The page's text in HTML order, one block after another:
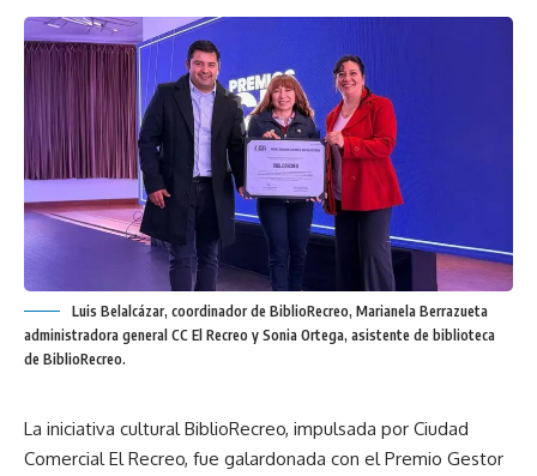
Luis Belalcázar, coordinador de BiblioRecreo, Marianela Berrazueta
administradora general CC El Recreo y Sonia Ortega, asistente de biblioteca
de BiblioRecreo.
La iniciativa cultural BiblioRecreo, impulsada por Ciudad
Comercial El Recreo, fue galardonada con el Premio Gestor